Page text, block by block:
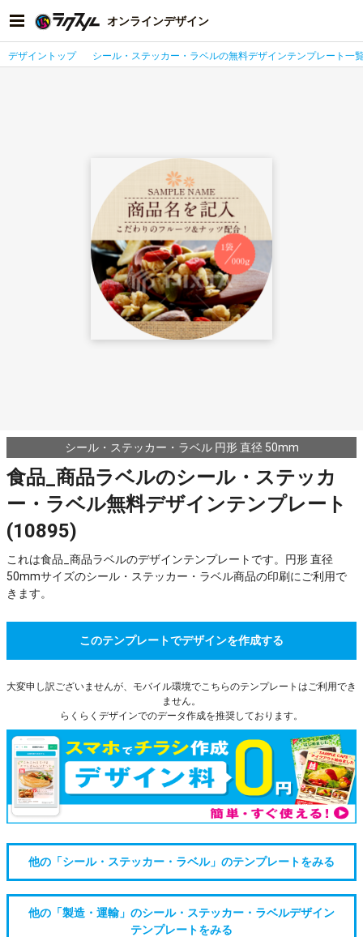
オンラインデザイン
デザイントップ シール・ステッカー・ラベルの無料デザインテンプレート一
シール・ステッカー・ラベル 円形 直径 50mm
食品_商品ラベルのシール・ステッカ
ー・ラベル無料デザインテンプレート
(10895)
これは食品_商品ラベルのデザインテンプレートです。円形 直径
50mmサイズのシール・ステッカー・ラベル商品の印刷にご利用で
きます。
このテンプレートでデザインを作成する
大変申し訳ございませんが、モバイル環境でこちらのテンプレートはご利用でき
ません。
らくらくデザインでのデータ作成を推奨しております。
他の「シール・ステッカー・ラベル」のテンプレートをみる
他の「製造・運輸」のシール・ステッカー・ラベルデザイン
テンプレートをみる